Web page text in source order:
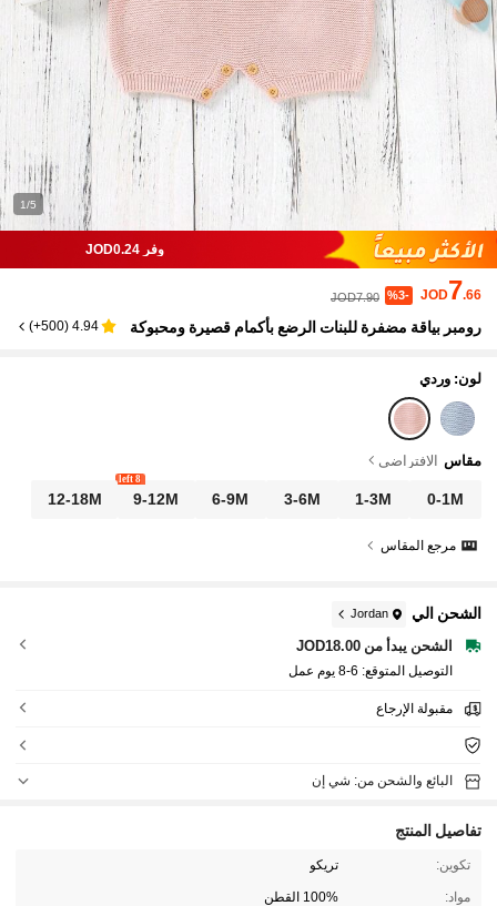
1/5
وفر JOD0.24
JOD7.66
%3-
JOD7.90
رومبر بياقة مضفرة للبنات الرضع بأكمام قصيرة ومحبوكة 4.94
(
500+
)
لون: وردي
مقاس الافتراضي
0-1M
1-3M
3-6M
6-9M
9-12M
8 left
12-18M
مرجع المقاس
الشحن الي Jordan
الشحن يبدأ من JOD18.00
التوصيل المتوقع: 6-8 يوم عمل
مقبولة الإرجاع
البائع والشحن من: شي إن
تفاصيل المنتج
تكوين: تريكو
مواد: 100% القطن